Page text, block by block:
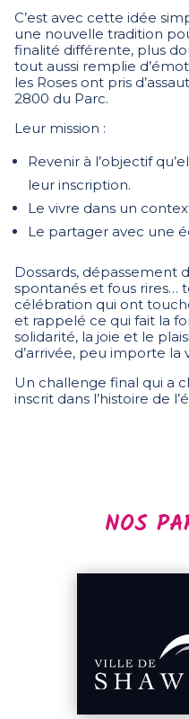
C’est avec cette idée
une nouvelle tradition
finalité différente, plus
tout aussi remplie
les Roses ont pris
2800 du Parc.
Leur mission :
Revenir à l’objectif
leur inscription.
Le vivre dans un
Le partager avec une
Dossards, dépassement
spontanés et fous rires…
célébration qui ont
et rappelé ce qui fait la
solidarité, la joie et le
d’arrivée, peu importe la
Un challenge final qui a
inscrit dans l’histoire de
NOS